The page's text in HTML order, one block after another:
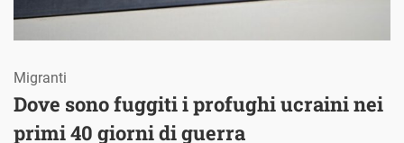
Dove sono fuggiti i profughi ucraini nei
primi 40 giorni di guerra
Migranti